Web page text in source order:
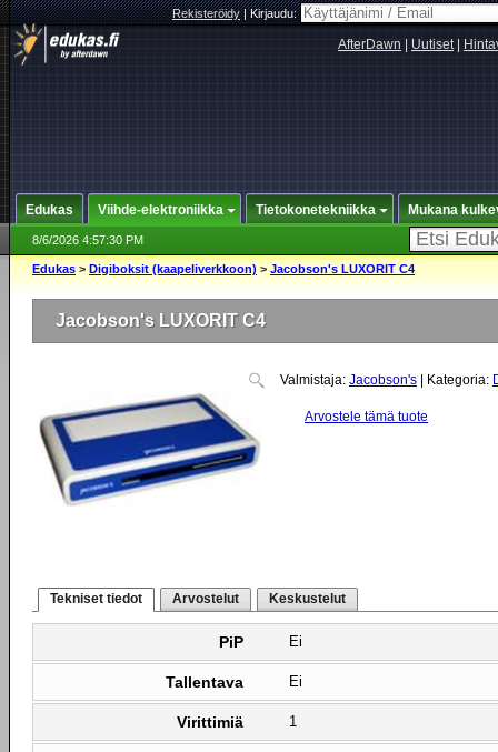
Rekisteröidy|Kirjaudu:
AfterDawn Uutiset|
Edukas Viihde-elektroniikka Tietokonetekniikka Mukana
8/6/2026 4:57:30 PM
Edukas > Digiboksit (kaapeliverkkoon) > Jacobson's LUXORIT C4
Jacobson's LUXORIT C4
Valmistaja: Jacobson's | Kategoria:
Arvostele tämä tuote
Tekniset tiedot Arvostelut Keskustelut
PiP Ei
Tallentava Ei
Virittimiä 1